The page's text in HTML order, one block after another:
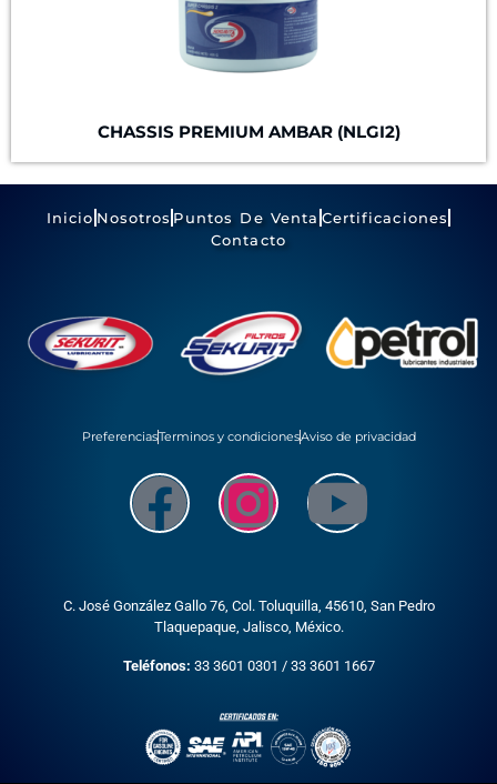
CHASSIS PREMIUM AMBAR (NLGI2)
Inicio Nosotros Puntos De Venta Certificaciones
Contacto
PreferenciasTerminos y condicionesAviso de privacidad
C. José González Gallo 76, Col. Toluquilla, 45610, San Pedro
Tlaquepaque, Jalisco, México.
Teléfonos: 33 3601 0301 / 33 3601 1667